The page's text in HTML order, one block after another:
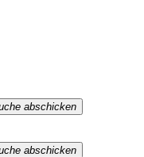
abschicken
abschicken